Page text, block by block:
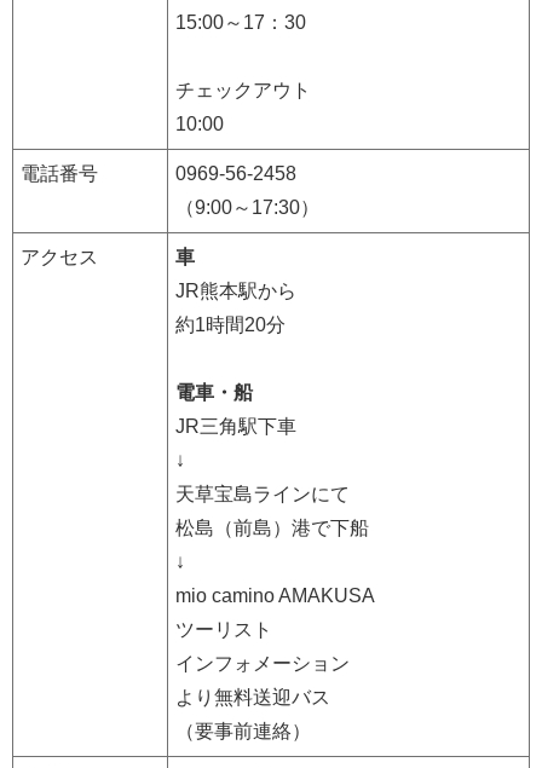
15:00～17：30
チェックアウト
10:00
電話番号
0969-56-2458
（9:00～17:30）
アクセス
車
JR熊本駅から
約1時間20分
電車・船
JR三角駅下車
↓
天草宝島ラインにて
松島（前島）港で下船
↓
mio camino AMAKUSA
ツーリスト
インフォメーション
より無料送迎バス
（要事前連絡）